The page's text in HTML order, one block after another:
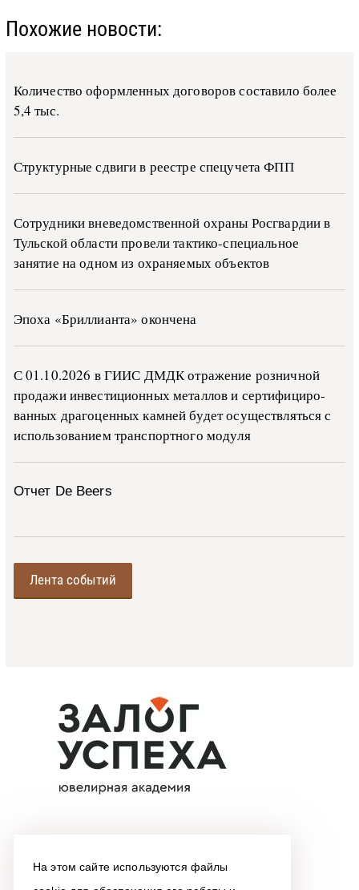
На этом сайте используются файлы
Похожие новости:
Количество оформленных договоров составило более
5,4 тыс.
Структурные сдвиги в реестре спецучета ФПП
Сотрудники вневедомственной охраны Росгвардии в
Тульской области провели тактико-специальное
занятие на одном из охраняемых объектов
Эпоха «Бриллианта» окончена
С 01.10.2026 в ГИИС ДМДК от­ра­же­ние роз­ни­ч­ной
про­да­жи ин­ве­сти­ци­он­ных ме­тал­лов и сер­ти­фи­ци­ро­
ван­ных дра­го­цен­ных ка­м­ней бу­дет осу­ще­ств­лять­ся с
ис­поль­зо­ва­ни­ем тран­с­пор­т­но­го мо­ду­ля
Отчет De Beers
Лента событий